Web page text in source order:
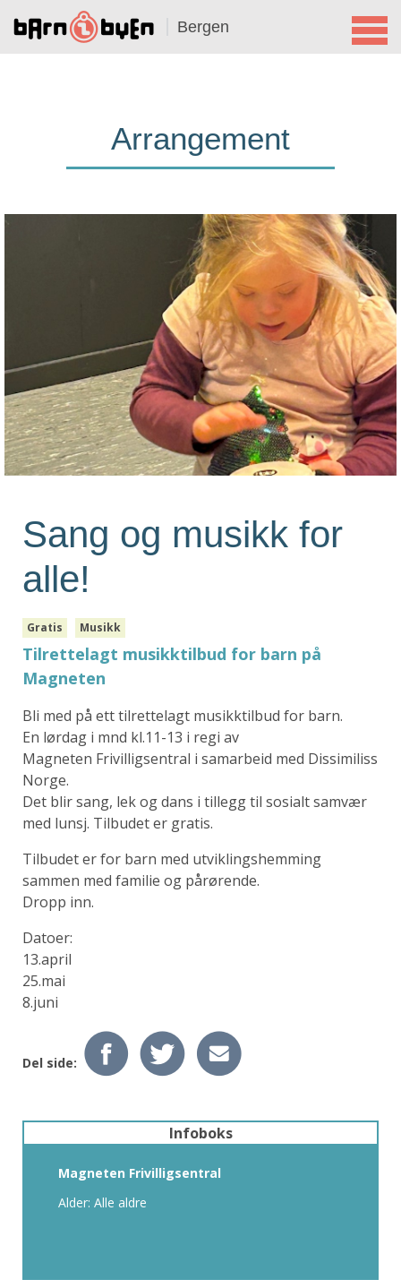
Bergen
Arrangement
Sang og musikk for
alle!
Gratis Musikk
Tilrettelagt musikktilbud for barn på
Magneten
Bli med på ett tilrettelagt musikktilbud for barn.
En lørdag i mnd kl.11-13 i regi av
Magneten Frivilligsentral i samarbeid med Dissimiliss
Norge.
Det blir sang, lek og dans i tillegg til sosialt samvær
med lunsj. Tilbudet er gratis.
Tilbudet er for barn med utviklingshemming
sammen med familie og pårørende.
Dropp inn.
Datoer:
13.april
25.mai
8.juni
Del side:
Infoboks
Magneten Frivilligsentral
Alder: Alle aldre